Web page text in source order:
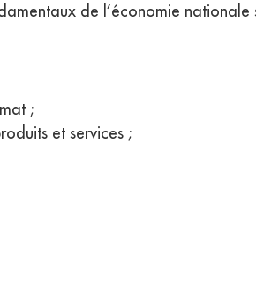
de l’économie nationale
;
et services ;